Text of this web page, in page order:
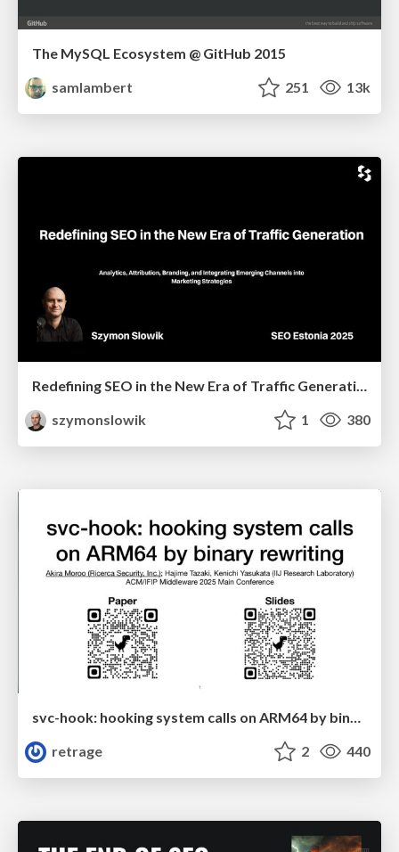
The MySQL Ecosystem @ GitHub 2015
samlambert
251 13k
Redefining SEO in the New Era of Traffic Generation
szymonslowik
1 380
svc-hook: hooking system calls on ARM64 by binary rewriting
retrage
2 440